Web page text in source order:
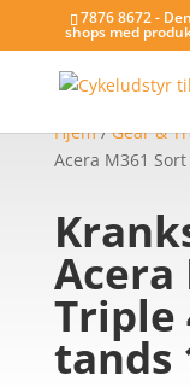
7876 8672 -
shops med
Hjem/Gear &
Acera M361
Acera
Triple
tands